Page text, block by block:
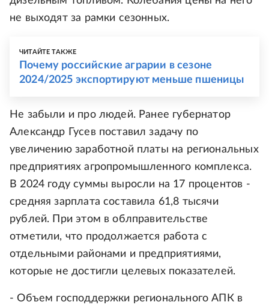
не выходят за рамки сезонных.
ЧИТАЙТЕ ТАКЖЕ
Почему российские аграрии в сезоне
2024/2025 экспортируют меньше пшеницы
Не забыли и про людей. Ранее губернатор
Александр Гусев поставил задачу по
увеличению заработной платы на региональных
предприятиях агропромышленного комплекса.
В 2024 году суммы выросли на 17 процентов -
средняя зарплата составила 61,8 тысячи
рублей. При этом в облправительстве
отметили, что продолжается работа с
отдельными районами и предприятиями,
которые не достигли целевых показателей.
- Объем господдержки регионального АПК в